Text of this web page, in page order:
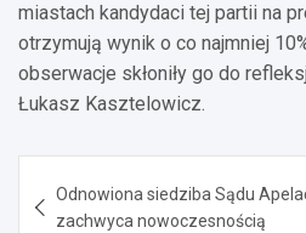
miastach kandydaci tej partii na
otrzymują wynik o co najmniej
obserwacje skłoniły go do
Łukasz Kasztelowicz.
wpisu
Odnowiona siedziba Sądu
zachwyca nowoczesnością